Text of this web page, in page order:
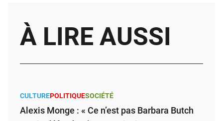
À LIRE AUSSI
CULTUREPOLITIQUESOCIÉTÉ
Alexis Monge : « Ce n’est pas Barbara Butch